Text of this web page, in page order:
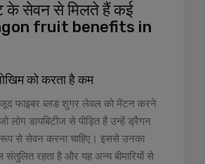
सेवन से मिलते हैं कई
fruit benefits in
को करता है कम
फाइबर ब्लड शुगर लेवल को मेंटन करने
लोग डायबिटीज से पीड़ित हैं उन्हें ड्रैगन
से सेवन करना चाहिए। इससे उनका
रहता है और यह अन्य बीमारियों से